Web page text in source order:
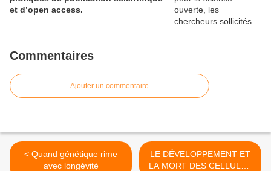
et d’open access.
Commentaires
Ajouter un commentaire
< Quand génétique rime
avec longévité
LE DÉVELOPPEMENT ET
LA MORT DES CELLULES